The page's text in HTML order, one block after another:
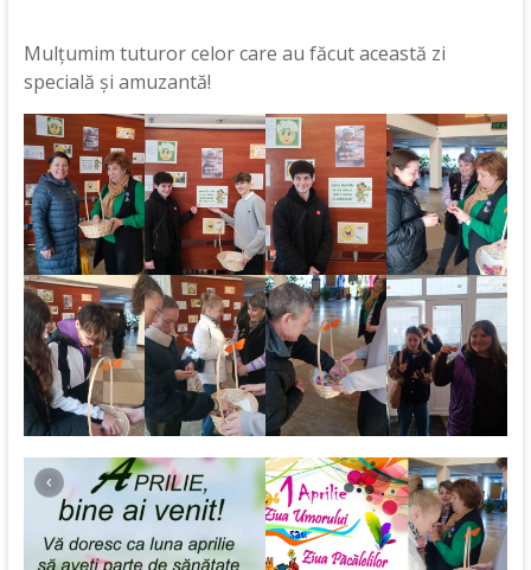
Mulțumim tuturor celor care au făcut această zi
specială și amuzantă!